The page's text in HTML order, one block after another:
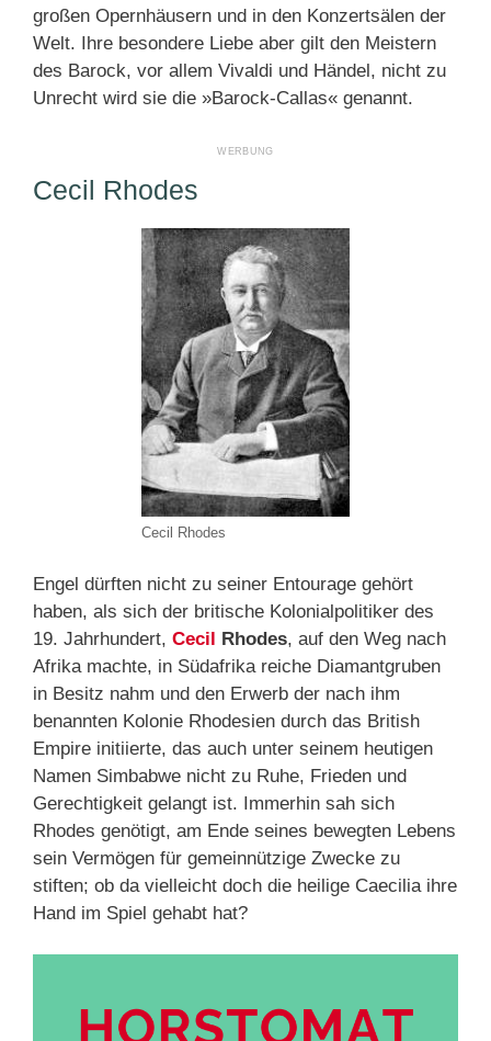
großen Opernhäusern und in den Konzertsälen der
Welt. Ihre besondere Liebe aber gilt den Meistern
des Barock, vor allem Vivaldi und Händel, nicht zu
Unrecht wird sie die »Barock-Callas« genannt.
Cecil Rhodes
Cecil Rhodes
Engel dürften nicht zu seiner Entourage gehört
haben, als sich der britische Kolonialpolitiker des
19. Jahrhundert, Cecil Rhodes, auf den Weg nach
Afrika machte, in Südafrika reiche Diamantgruben
in Besitz nahm und den Erwerb der nach ihm
benannten Kolonie Rhodesien durch das British
Empire initiierte, das auch unter seinem heutigen
Namen Simbabwe nicht zu Ruhe, Frieden und
Gerechtigkeit gelangt ist. Immerhin sah sich
Rhodes genötigt, am Ende seines bewegten Lebens
sein Vermögen für gemeinnützige Zwecke zu
stiften; ob da vielleicht doch die heilige Caecilia ihre
Hand im Spiel gehabt hat?